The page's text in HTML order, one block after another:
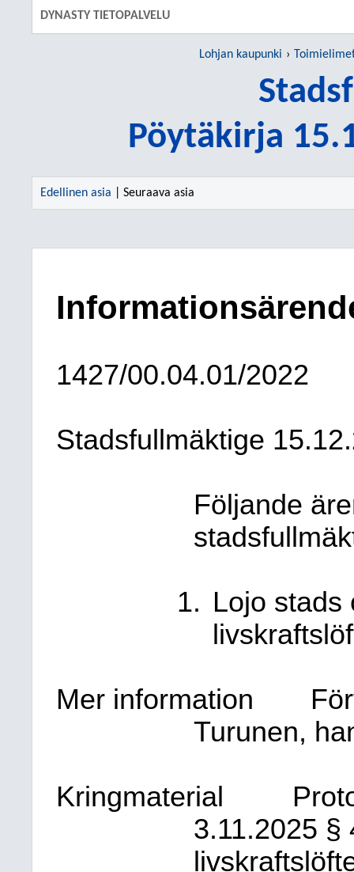
DYNASTY TIETOPALVELU
Lohjan kaupunki
Pöytäkirja
Edellinen asia | Seuraava asia
1427/00.04.01/2022
Stadsfullmäktige
Följande
Lojo stads
Mer information
Turunen,
Kringmaterial
3.11.2025 §